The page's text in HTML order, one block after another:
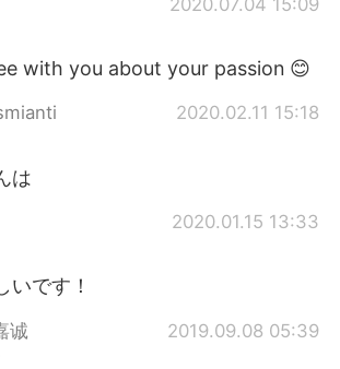
with you about your passion 😊
2020.02.11 15:18
は
2020.01.15 13:33
いです！
诚 2019.09.08 05:39